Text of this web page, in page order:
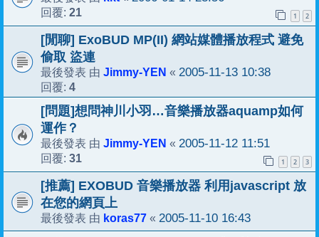
回覆: 21 1 2
[閒聊] ExoBUD MP(II) 網站媒體播放程式 避免
偷取 盜連
最後發表 由 Jimmy-YEN « 2005-11-13 10:38
回覆: 4
[問題]想問神川小羽…音樂播放器aquamp如何
運作？
最後發表 由 Jimmy-YEN « 2005-11-12 11:51
回覆: 31 1 2 3
[推薦] EXOBUD 音樂播放器 利用javascript 放
在您的網頁上
最後發表 由 koras77 « 2005-11-10 16:43